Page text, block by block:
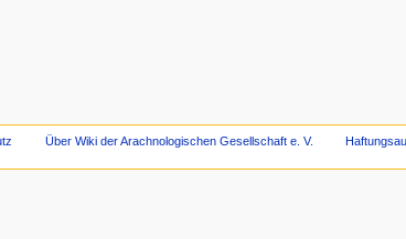
Über Wiki der Arachnologischen Gesellschaft e. V.